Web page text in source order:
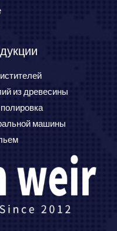
из древесины
машины